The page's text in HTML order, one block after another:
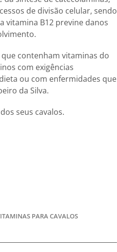
de divisão celular, sendo
vitamina B12 previne danos
contenham vitaminas do
com exigências
ou com enfermidades que
da Silva.
seus cavalos.
PARA CAVALOS